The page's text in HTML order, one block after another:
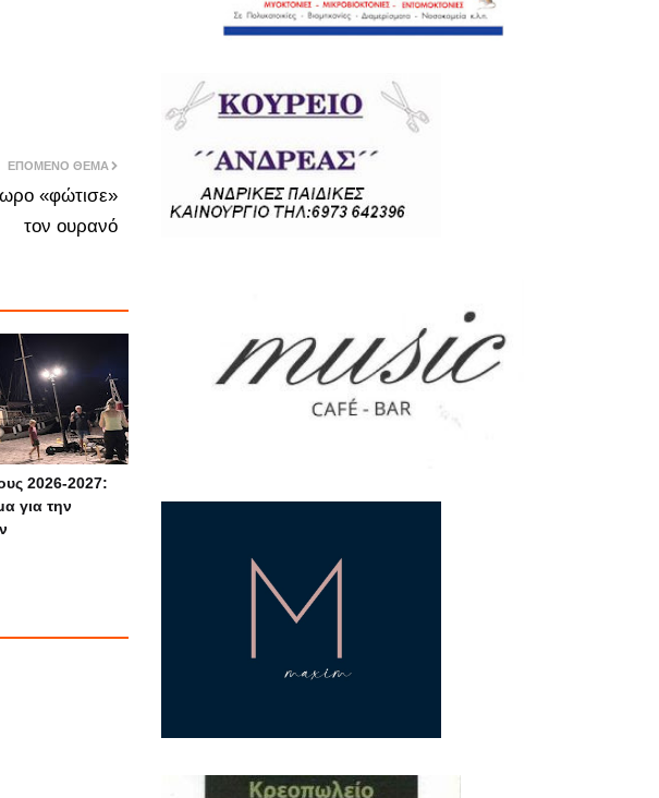
ΕΠΌΜΕΝΟ ΘΈΜΑ
«φώτισε»
τον ουρανό
2026-2027:
για την